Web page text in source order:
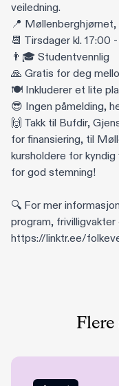
veiledning.
📍
📆 Tirsdager kl. 17:00
👨🎓 Studentvennlig
🙏 Gratis for deg
🍽️ Inkluderer et lite
😎 Ingen påmelding,
🙌 Takk til Bufdir,
for finansiering, til
kursholdere for
for god stemning!
🔍 For mer
program,
https://linktr.ee/
Flere